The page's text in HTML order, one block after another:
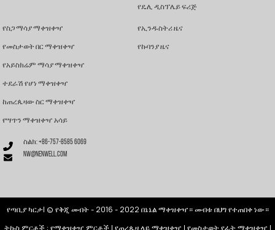
የዴሊ ዲስፕሌይ ፍሪጅ
የስጋ ማሳያ ማቀዝቀዣ
የመስታወት በር ማቀዝቀዣ
የአይስክሬም ማሳያ ማቀዝቀዣ
ተደራሽ የሆነ ማቀዝቀዣ
ከጠረጴዛው ስር ማቀዝቀዣ
የሣጥን ማቀዝቀዣ አሳይ
የኢንዱስትሪ ዜና
የኩባንያ ዜና
ስልክ: +86-757-8585 6069
nw@nenwell.com
የጣቢያ ካርታ| © የቅጂ መብት - 2016 - 2022 በኔኔል ማቀዝቀዣ። መብቱ በህግ የተጠበቀ ነው።